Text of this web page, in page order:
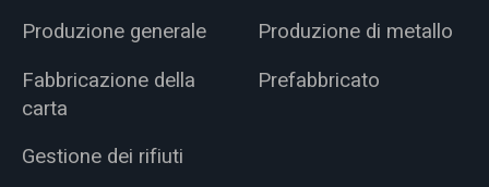
Produzione generale
Produzione di metallo
Fabbricazione della
carta
Prefabbricato
Gestione dei rifiuti